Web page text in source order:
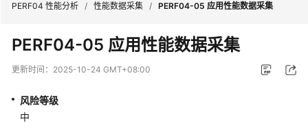
越
架
技
术
框
PERF04 性能分析 / 性能数据采集 / PERF04-05 应用性能数据采集
PERF04-05 应用性能数据采集
更新时间： 2025-10-24 GMT+08:00
风险等级
中